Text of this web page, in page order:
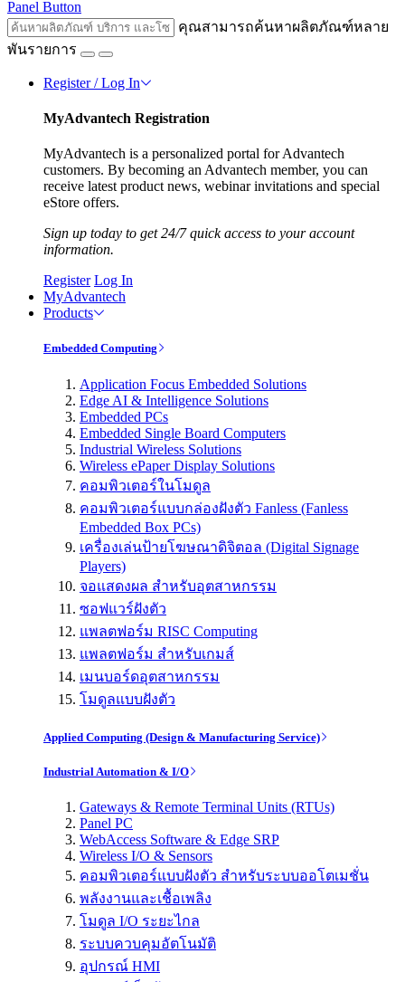
Panel Button
คุณสามารถค้นหาผลิตภัณฑ์หลาย
พันรายการ
Register / Log In
MyAdvantech Registration
MyAdvantech is a personalized portal for Advantech
customers. By becoming an Advantech member, you can
receive latest product news, webinar invitations and special
eStore offers.
Sign up today to get 24/7 quick access to your account
information.
Register Log In
MyAdvantech
Products
Embedded Computing
Application Focus Embedded Solutions
Edge AI & Intelligence Solutions
Embedded PCs
Embedded Single Board Computers
Industrial Wireless Solutions
Wireless ePaper Display Solutions
คอมพิวเตอร์ในโมดูล
คอมพิวเตอร์แบบกล่องฝังตัว Fanless (Fanless
Embedded Box PCs)
เครื่องเล่นป้ายโฆษณาดิจิตอล (Digital Signage
Players)
จอแสดงผล สำหรับอุตสาหกรรม
ซอฟแวร์ฝังตัว
แพลตฟอร์ม RISC Computing
แพลตฟอร์ม สำหรับเกมส์
เมนบอร์ดอุตสาหกรรม
โมดูลแบบฝังตัว
Applied Computing (Design & Manufacturing Service)
Industrial Automation & I/O
Gateways & Remote Terminal Units (RTUs)
Panel PC
WebAccess Software & Edge SRP
Wireless I/O & Sensors
คอมพิวเตอร์แบบฝังตัว สำหรับระบบออโตเมชั่น
พลังงานและเชื้อเพลิง
โมดูล I/O ระยะไกล
ระบบควบคุมอัตโนมัติ
อุปกรณ์ HMI